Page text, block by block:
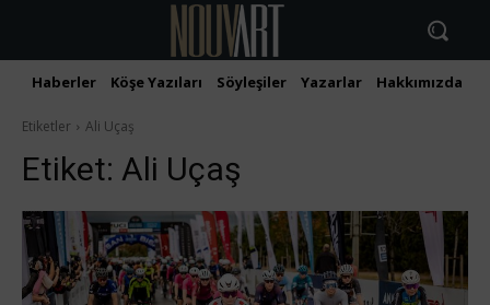
Haberler Köşe Yazıları Söyleşiler Yazarlar Hakkımızda
Etiketler Ali Uçaş
Etiket: Ali Uçaş